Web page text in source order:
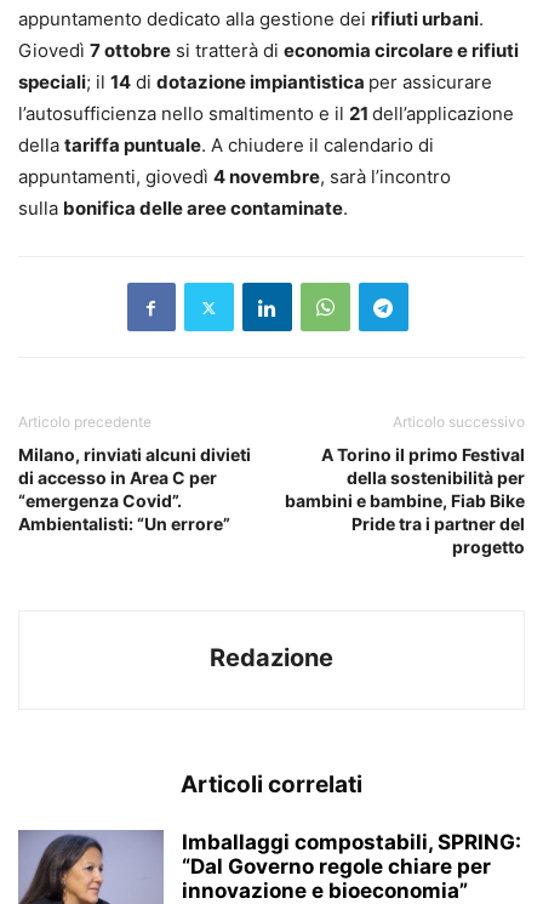
appuntamento dedicato alla gestione dei rifiuti urbani.
Giovedì 7 ottobre si tratterà di economia circolare e rifiuti
speciali; il 14 di dotazione impiantistica per assicurare
l’autosufficienza nello smaltimento e il 21 dell’applicazione
della tariffa puntuale. A chiudere il calendario di
appuntamenti, giovedì 4 novembre, sarà l’incontro
sulla bonifica delle aree contaminate.
Articolo precedente
Milano, rinviati alcuni divieti
di accesso in Area C per
“emergenza Covid”.
Ambientalisti: “Un errore”
Articolo successivo
A Torino il primo Festival
della sostenibilità per
bambini e bambine, Fiab Bike
Pride tra i partner del
progetto
Redazione
Articoli correlati
Imballaggi compostabili, SPRING:
“Dal Governo regole chiare per
innovazione e bioeconomia”